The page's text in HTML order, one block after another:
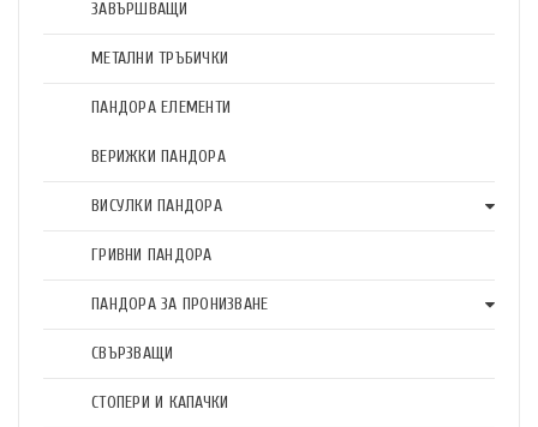
ЗАВЪРШВАЩИ
МЕТАЛНИ ТРЪБИЧКИ
ПАНДОРА ЕЛЕМЕНТИ
ВЕРИЖКИ ПАНДОРА
ВИСУЛКИ ПАНДОРА
ГРИВНИ ПАНДОРА
ПАНДОРА ЗА ПРОНИЗВАНЕ
СВЪРЗВАЩИ
СТОПЕРИ И КАПАЧКИ